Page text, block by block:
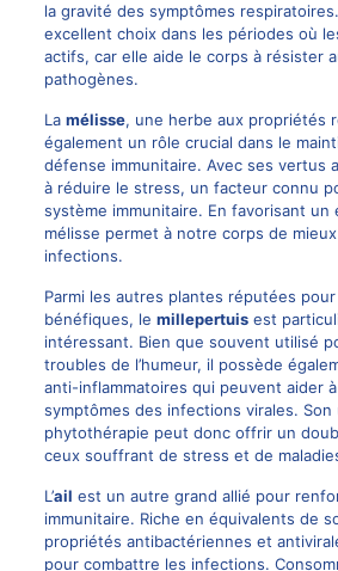
la gravité des symptômes
excellent choix dans les périodes où
actifs, car elle aide le corps à résister
pathogènes.
La mélisse, une herbe aux propriétés
également un rôle crucial dans le
défense immunitaire. Avec ses vertus
à réduire le stress, un facteur connu
système immunitaire. En favorisant un
mélisse permet à notre corps de
infections.
Parmi les autres plantes réputées
bénéfiques, le millepertuisest
intéressant. Bien que souvent utilisé
troubles de l’humeur, il possède
anti-inflammatoires qui peuvent aider
symptômes des infections virales. Son
phytothérapie peut donc offrir un
ceux souffrant de stress et de
L’ail est un autre grand allié pour
immunitaire. Riche en équivalents de
propriétés antibactériennes et
pour combattre les infections.